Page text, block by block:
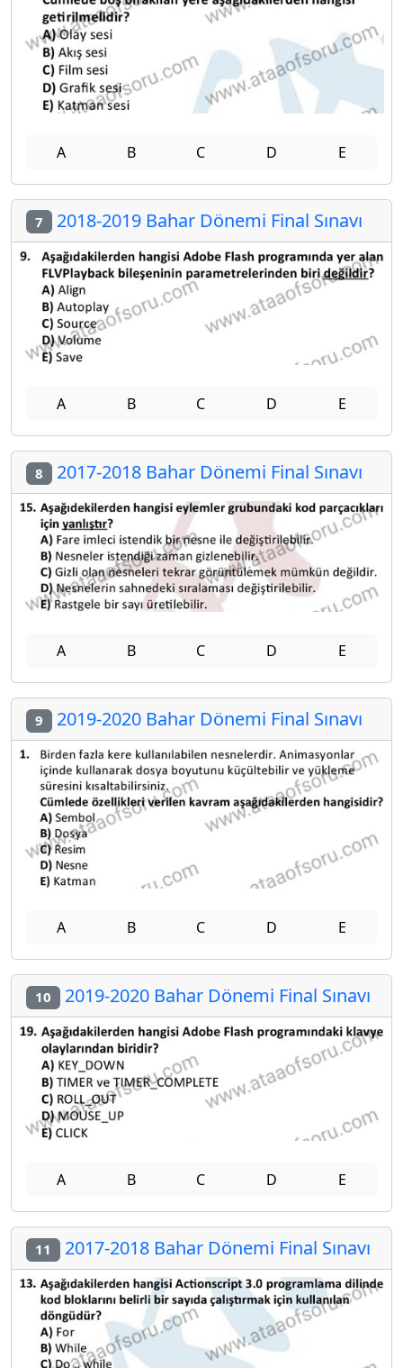
A B C D E
7 2018-2019 Bahar Dönemi Final Sınavı
A B C D E
8 2017-2018 Bahar Dönemi Final Sınavı
A B C D E
9 2019-2020 Bahar Dönemi Final Sınavı
A B C D E
10 2019-2020 Bahar Dönemi Final Sınavı
A B C D E
11 2017-2018 Bahar Dönemi Final Sınavı